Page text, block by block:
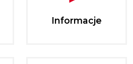
Informacje